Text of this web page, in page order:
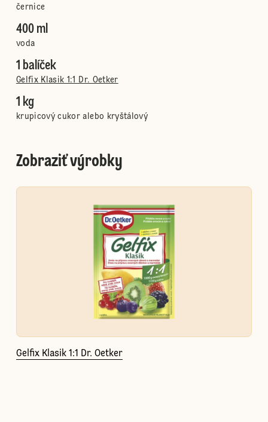
černice
400 ml
voda
1 balíček
Gelfix Klasik 1:1 Dr. Oetker
1 kg
krupicový cukor alebo kryštálový
Zobraziť výrobky
Gelfix Klasik 1:1 Dr. Oetker